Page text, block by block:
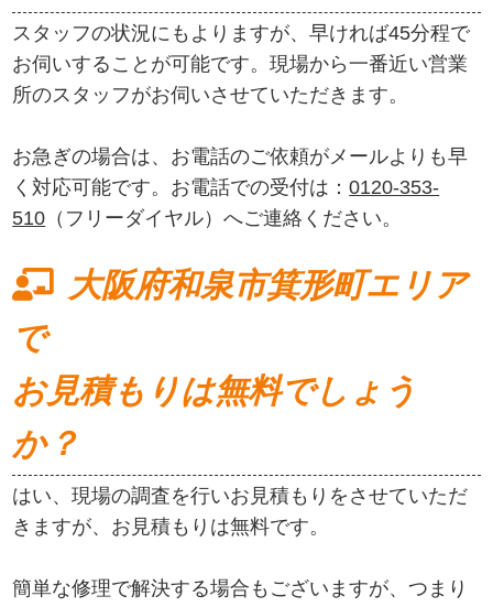
スタッフの状況にもよりますが、早ければ45分程で
お伺いすることが可能です。現場から一番近い営業
所のスタッフがお伺いさせていただきます。
お急ぎの場合は、お電話のご依頼がメールよりも早
く対応可能です。お電話での受付は：0120-353-
510 （フリーダイヤル）へご連絡ください。
大阪府和泉市箕形町エリア
で
お見積もりは無料でしょう
か？
はい、現場の調査を行いお見積もりをさせていただ
きますが、お見積もりは無料です。
簡単な修理で解決する場合もございますが、つまり